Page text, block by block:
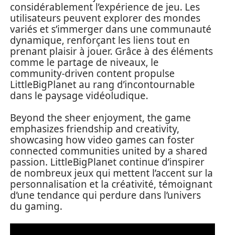
considérablement l’expérience de jeu. Les
utilisateurs peuvent explorer des mondes
variés et s’immerger dans une communauté
dynamique, renforçant les liens tout en
prenant plaisir à jouer. Grâce à des éléments
comme le partage de niveaux, le
community-driven content propulse
LittleBigPlanet au rang d’incontournable
dans le paysage vidéoludique.
Beyond the sheer enjoyment, the game
emphasizes friendship and creativity,
showcasing how video games can foster
connected communities united by a shared
passion. LittleBigPlanet continue d’inspirer
de nombreux jeux qui mettent l’accent sur la
personnalisation et la créativité, témoignant
d’une tendance qui perdure dans l’univers
du gaming.